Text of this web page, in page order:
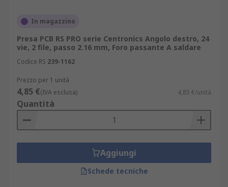
In magazzino
Presa PCB RS PRO serie Centronics Angolo destro, 24
vie, 2 file, passo 2.16 mm, Foro passante A saldare
Codice RS 239-1162
Prezzo per 1 unità
4,85 €(IVA esclusa) 4,85 €/unità
Quantità
Aggiungi
Schede tecniche